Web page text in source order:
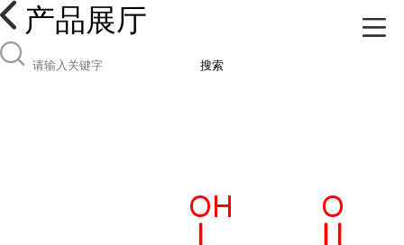
产品展厅
搜索